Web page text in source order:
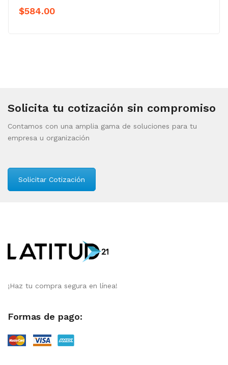
$584.00
Solicita tu cotización sin compromiso
Contamos con una amplia gama de soluciones para tu
empresa u organización
Solicitar Cotización
¡Haz tu compra segura en línea!
Formas de pago: